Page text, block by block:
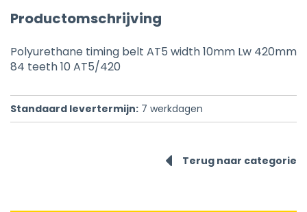
Productomschrijving
Polyurethane timing belt AT5 width 10mm Lw 420mm
84 teeth 10 AT5/420
Standaard levertermijn: 7 werkdagen
Terug naar categorie